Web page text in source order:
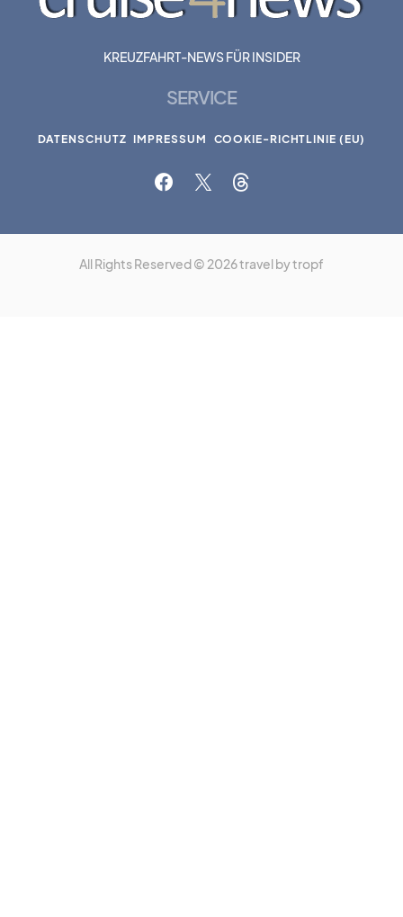
KREUZFAHRT-NEWS FÜR INSIDER
SERVICE
DATENSCHUTZ IMPRESSUM COOKIE-RICHTLINIE (EU)
All Rights Reserved © 2026 travel by tropf